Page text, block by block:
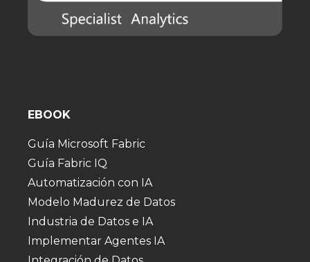
EBOOK
Guía Microsoft Fabric
Guía Fabric IQ
Automatización con IA
Modelo Madurez de Datos
Industria de Datos e IA
Implementar Agentes IA